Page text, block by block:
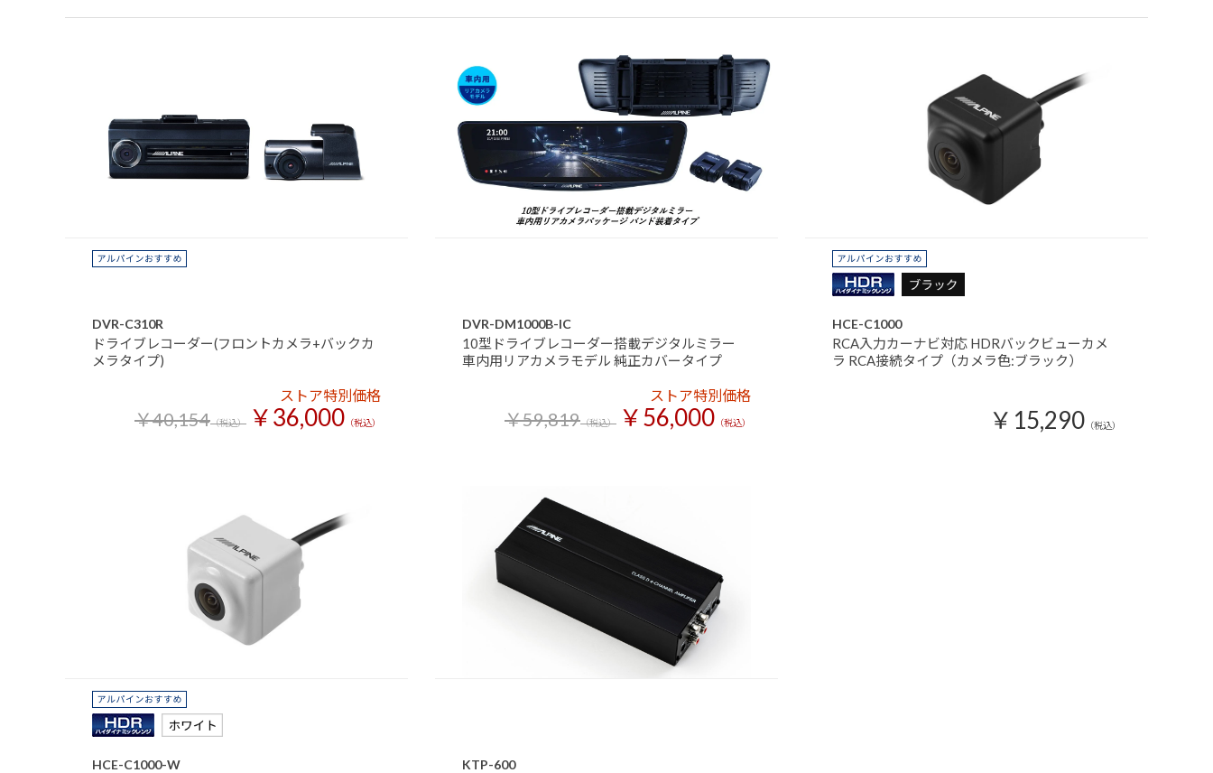
DVR-C310R
ドライブレコーダー(フロントカメラ+バックカ
メラタイプ)
ストア特別価格
￥40,154（税込） ￥36,000 （税込）
DVR-DM1000B-IC
10型ドライブレコーダー搭載デジタルミラー
車内用リアカメラモデル 純正カバータイプ
ストア特別価格
￥59,819（税込） ￥56,000 （税込）
HCE-C1000
RCA入力カーナビ対応 HDRバックビューカメ
ラ RCA接続タイプ（カメラ色:ブラック）
￥15,290 （税込）
HCE-C1000-W KTP-600